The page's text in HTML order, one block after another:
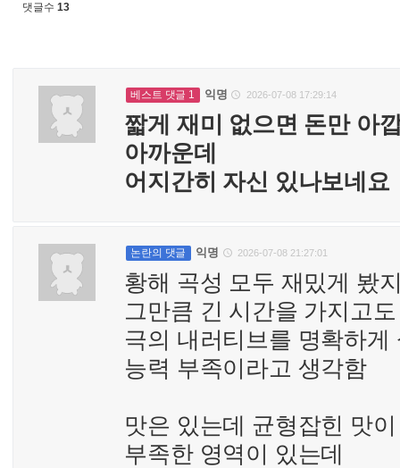
댓글수 13
베스트 댓글 1 익명  2026-07-08 17:29:14
짧게 재미 없으면 돈만 아
아까운데
어지간히 자신 있나보네요
논란의 댓글 익명  2026-07-08 21:27:01
황해 곡성 모두 재밌게 봤
그만큼 긴 시간을 가지고도
극의 내러티브를 명확하게
능력 부족이라고 생각함
맛은 있는데 균형잡힌 맛
부족한 영역이 있는데